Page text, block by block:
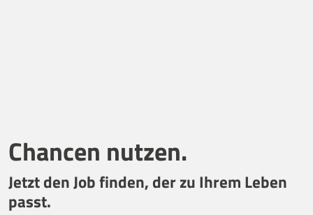
Chancen nutzen.
Jetzt den Job finden, der zu Ihrem Leben
passt.